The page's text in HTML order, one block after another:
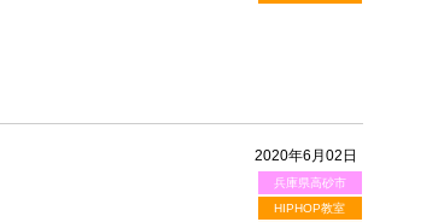
2020年6月02日
兵庫県高砂市
HIPHOP教室